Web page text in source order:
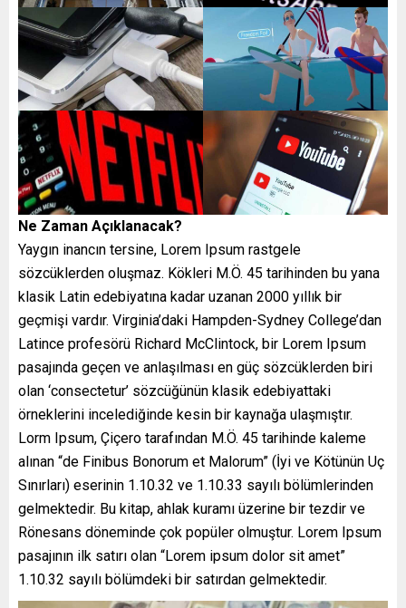
Ne Zaman Açıklanacak?
Yaygın inancın tersine, Lorem Ipsum rastgele
sözcüklerden oluşmaz. Kökleri M.Ö. 45 tarihinden bu yana
klasik Latin edebiyatına kadar uzanan 2000 yıllık bir
geçmişi vardır. Virginia’daki Hampden-Sydney College’dan
Latince profesörü Richard McClintock, bir Lorem Ipsum
pasajında geçen ve anlaşılması en güç sözcüklerden biri
olan ‘consectetur’ sözcüğünün klasik edebiyattaki
örneklerini incelediğinde kesin bir kaynağa ulaşmıştır.
Lorm Ipsum, Çiçero tarafından M.Ö. 45 tarihinde kaleme
alınan “de Finibus Bonorum et Malorum” (İyi ve Kötünün Uç
Sınırları) eserinin 1.10.32 ve 1.10.33 sayılı bölümlerinden
gelmektedir. Bu kitap, ahlak kuramı üzerine bir tezdir ve
Rönesans döneminde çok popüler olmuştur. Lorem Ipsum
pasajının ilk satırı olan “Lorem ipsum dolor sit amet”
1.10.32 sayılı bölümdeki bir satırdan gelmektedir.